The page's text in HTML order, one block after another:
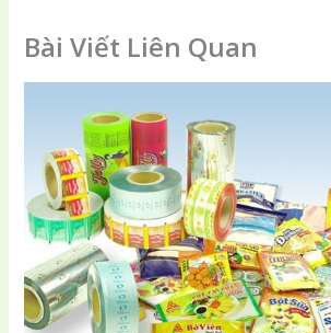
Bài Viết Liên Quan